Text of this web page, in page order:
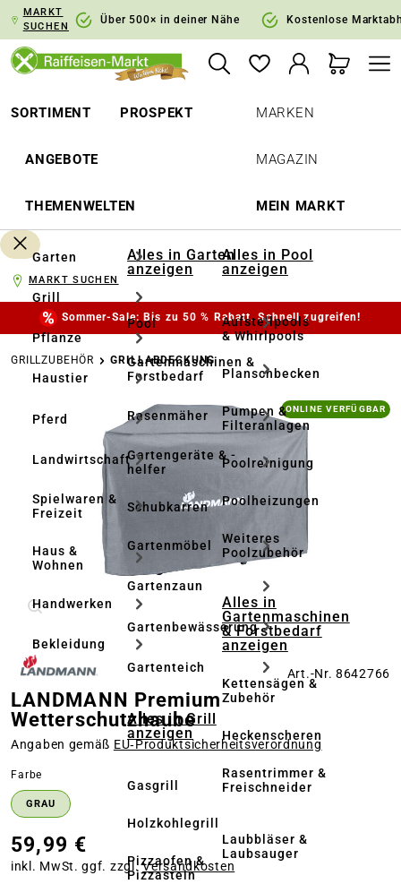
Zur Hauptnavigation springen
MARKT
SUCHEN
Über 500× in deiner Nähe Kostenlose
SORTIMENT PROSPEKT
ANGEBOTE
THEMENWELTEN
MARKEN
MAGAZIN
MEIN MARKT
Garten
Grill
Pflanze
Haustier
Pferd
Landwirtschaft
Spielwaren &
Freizeit
Haus &
Wohnen
Handwerken
Bekleidung
Alles in Garten
anzeigen
Pool
Gartenmaschinen &
Forstbedarf
Rasenmäher
Gartengeräte & -
helfer
Schubkarren
Gartenmöbel
Gartenzaun
Gartenbewässerung
Gartenteich
Alles in Grill
anzeigen
Gasgrill
Holzkohlegrill
Pizzaofen &
Pizzastein
Alles in Pool
anzeigen
Aufstellpools
& Whirlpools
Planschbecken
Pumpen &
Filteranlagen
Poolreinigung
Poolheizungen
Weiteres
Poolzubehör
Alles in
Gartenmaschinen
& Forstbedarf
anzeigen
Kettensägen &
Zubehör
Heckenscheren
Rasentrimmer &
Freischneider
Laubbläser &
Laubsauger
MARKT SUCHEN
Sommer-Sale: Bis zu 50 % Rabatt. Schnell zugreifen!
GRILLZUBEHÖR GRILLABDECKUNG
Bildergalerie überspringen ONLINE VERFÜGBAR
Art.-Nr. 8642766
LANDMANN Premium
Wetterschutzhaube
Angaben gemäß EU‑Produktsicherheitsverordnung
Farbe
GRAU
59,99 €
inkl. MwSt. ggf. zzgl.Versandkosten